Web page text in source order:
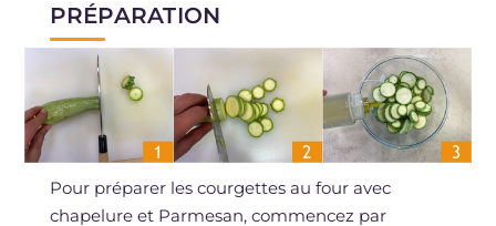
PRÉPARATION
Pour préparer les courgettes au four avec
chapelure et Parmesan, commencez par